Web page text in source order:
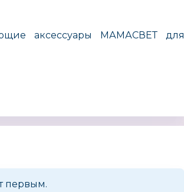
аксессуары МАМАСВЕТ для
первым.